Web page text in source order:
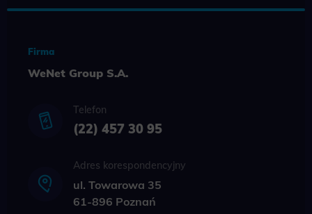
Firma
WeNet Group S.A.
Telefon
(22) 457 30 95
Adres korespondencyjny
ul. Towarowa 35
61-896 Poznań